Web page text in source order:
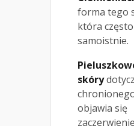
forma tego
która
samoistnie.
skóry
objawia się